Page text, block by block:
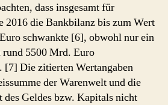
dass insgesamt für
2016 die Bankbilanz bis zum Wert
schwankte [6], obwohl nur ein
5500 Mrd. Euro
[7] Die zitierten Wertangaben
der Warenwelt und die
des Geldes bzw. Kapitals nicht